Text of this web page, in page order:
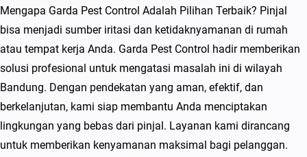
Mengapa Garda Pest Control Adalah Pilihan Terbaik? Pinjal
bisa menjadi sumber iritasi dan ketidaknyamanan di rumah
atau tempat kerja Anda. Garda Pest Control hadir memberikan
solusi profesional untuk mengatasi masalah ini di wilayah
Bandung. Dengan pendekatan yang aman, efektif, dan
berkelanjutan, kami siap membantu Anda menciptakan
lingkungan yang bebas dari pinjal. Layanan kami dirancang
untuk memberikan kenyamanan maksimal bagi pelanggan.